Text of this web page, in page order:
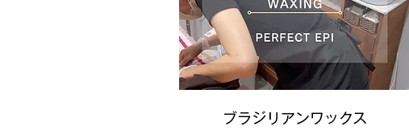
ブラジリアンワックス